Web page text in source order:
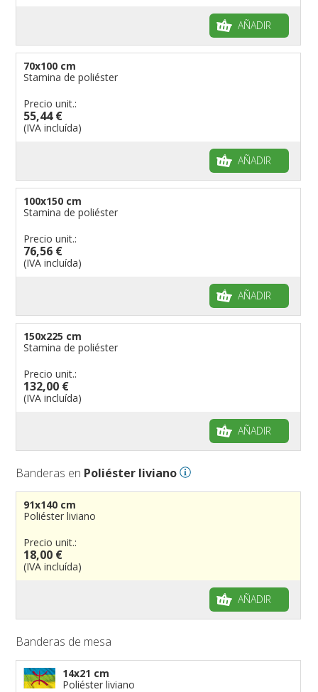
AÑADIR
70x100 cm
Stamina de poliéster
Precio unit.:
55,44 €
(IVA incluída)
AÑADIR
100x150 cm
Stamina de poliéster
Precio unit.:
76,56 €
(IVA incluída)
AÑADIR
150x225 cm
Stamina de poliéster
Precio unit.:
132,00 €
(IVA incluída)
AÑADIR
Banderas en Poliéster liviano
91x140 cm
Poliéster liviano
Precio unit.:
18,00 €
(IVA incluída)
AÑADIR
Banderas de mesa
14x21 cm
Poliéster liviano